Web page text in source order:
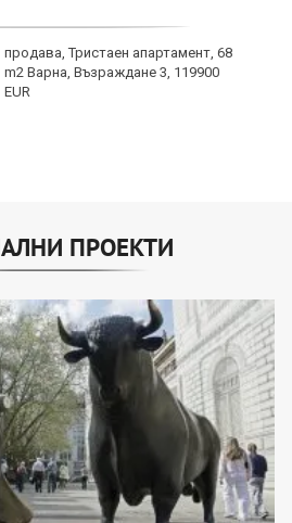
продава, Тристаен апартамент, 68
m2 Варна, Възраждане 3, 119900
EUR
ПРОЕКТИ